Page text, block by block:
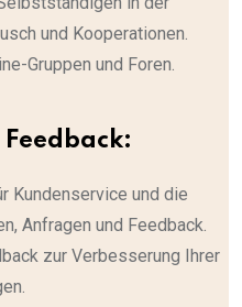
und Kooperationen.
Gruppen und Foren.
Kundenservice und die
Anfragen und Feedback.
zur Verbesserung Ihrer